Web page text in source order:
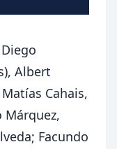
Albert
Cahais,
Márquez,
Facundo